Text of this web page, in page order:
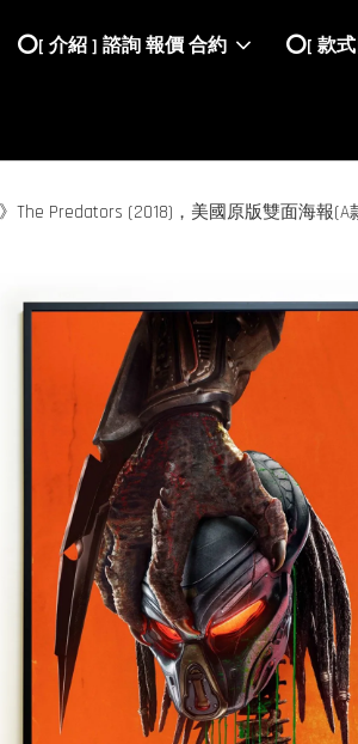
⭕️[ 介紹 ] 諮詢 報價 合約 ⭕️[ 款
The Predators (2018)，美國原版雙面海報(A